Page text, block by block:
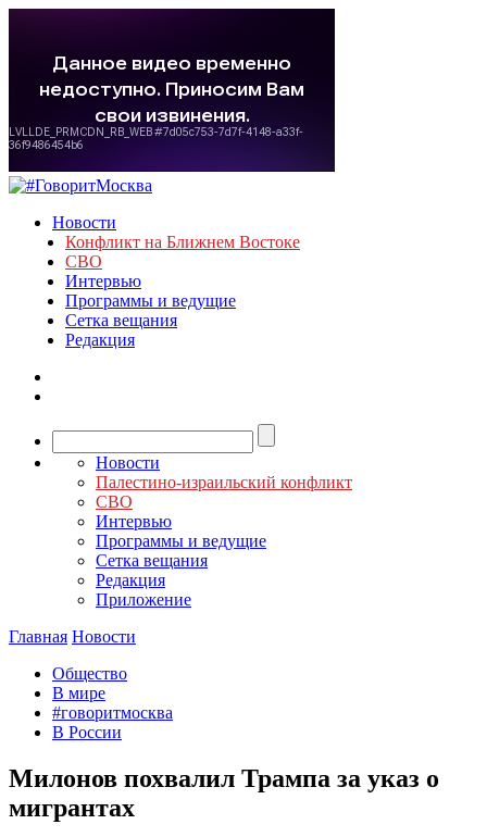
Новости
Конфликт на Ближнем Востоке
СВО
Интервью
Программы и ведущие
Сетка вещания
Редакция
Новости
Палестино-израильский конфликт
СВО
Интервью
Программы и ведущие
Сетка вещания
Редакция
Приложение
Главная Новости
Общество
В мире
#говоритмосква
В России
Милонов похвалил Трампа за указ о
мигрантах